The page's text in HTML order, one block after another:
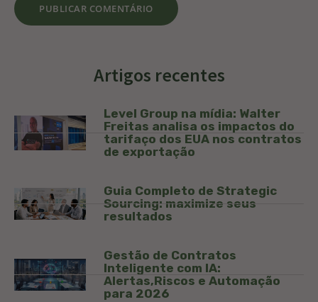
Artigos recentes
Level Group na mídia: Walter
Freitas analisa os impactos do
tarifaço dos EUA nos contratos
de exportação
Guia Completo de Strategic
Sourcing: maximize seus
resultados
Gestão de Contratos
Inteligente com IA:
Alertas,Riscos e Automação
para 2026